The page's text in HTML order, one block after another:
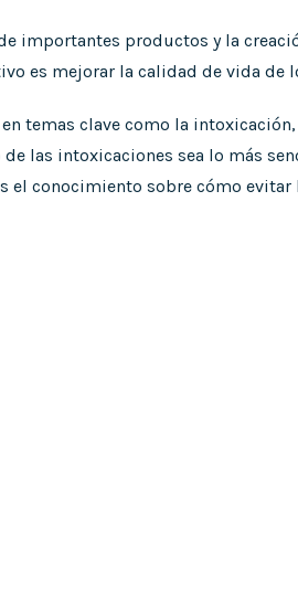
importantes productos y la
es mejorar la calidad de vida de
temas clave como la
las intoxicaciones sea lo más
el conocimiento sobre cómo evitar